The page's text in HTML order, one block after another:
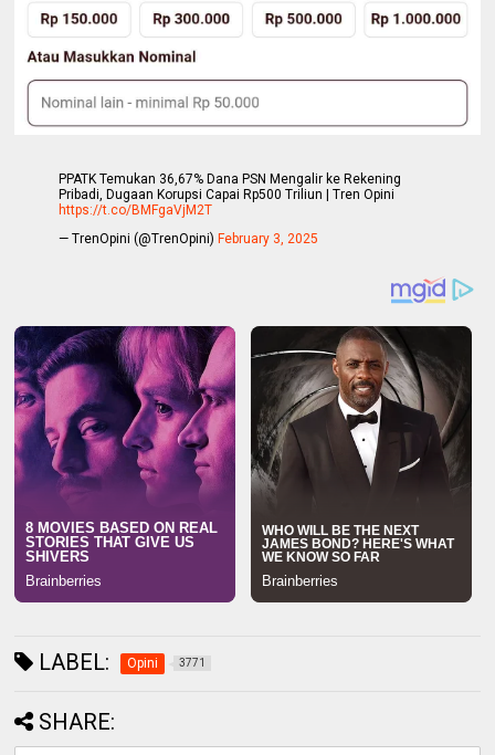
PPATK Temukan 36,67% Dana PSN Mengalir ke Rekening
Pribadi, Dugaan Korupsi Capai Rp500 Triliun | Tren Opini
https://t.co/BMFgaVjM2T
— TrenOpini (@TrenOpini)February 3, 2025
LABEL: Opini 3771
SHARE: